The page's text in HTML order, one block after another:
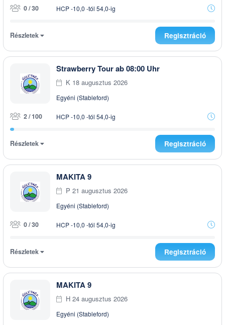
0 / 30 HCP -10,0 -tól 54,0-ig
Részletek Regisztráció
Strawberry Tour ab 08:00 Uhr
K 18 augusztus 2026
Egyéni (Stableford)
2 / 100 HCP -10,0 -tól 54,0-ig
Részletek Regisztráció
MAKITA 9
P 21 augusztus 2026
Egyéni (Stableford)
0 / 30 HCP -10,0 -tól 54,0-ig
Részletek Regisztráció
MAKITA 9
H 24 augusztus 2026
Egyéni (Stableford)